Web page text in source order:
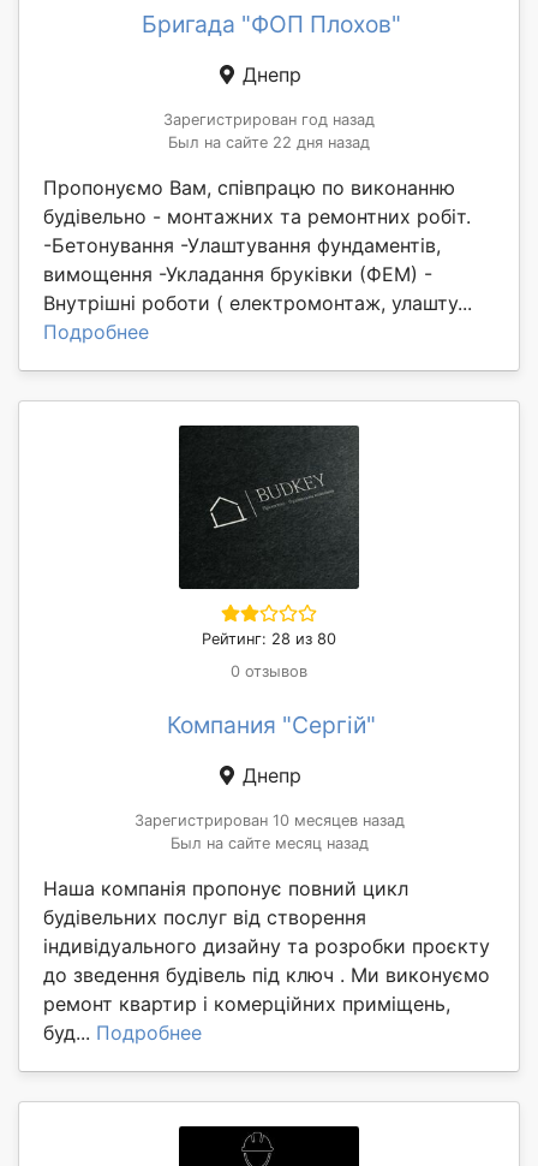
Бригада "ФОП Плохов"
Днепр
Зарегистрирован год назад
Был на сайте 22 дня назад
Пропонуємо Вам, співпрацю по виконанню
будівельно - монтажних та ремонтних робіт.
-Бетонування -Улаштування фундаментів,
вимощення -Укладання бруківки (ФЕМ) -
Внутрішні роботи ( електромонтаж, улашту...
Подробнее
Рейтинг: 28 из 80
0 отзывов
Компания "Сергій"
Днепр
Зарегистрирован 10 месяцев назад
Был на сайте месяц назад
Наша компанія пропонує повний цикл
будівельних послуг від створення
індивідуального дизайну та розробки проєкту
до зведення будівель під ключ . Ми виконуємо
ремонт квартир і комерційних приміщень,
буд... Подробнее